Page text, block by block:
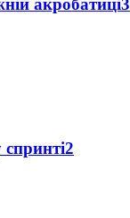
спринті2